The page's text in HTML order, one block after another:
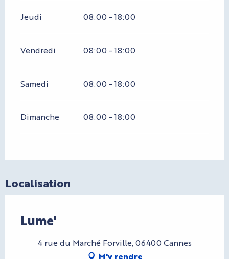
Jeudi 08:00 - 18:00
Vendredi 08:00 - 18:00
Samedi 08:00 - 18:00
Dimanche 08:00 - 18:00
Localisation
Lume'
4 rue du Marché Forville, 06400 Cannes
M'y rendre